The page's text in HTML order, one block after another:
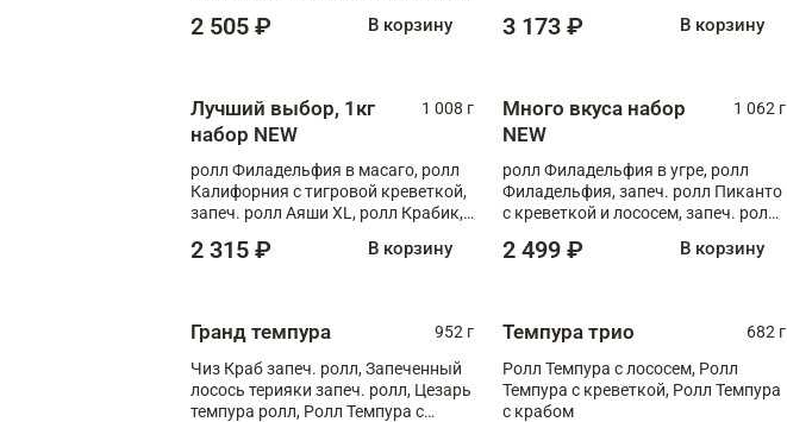
XL, запеч. ролл Крабик Хот
2 505 ₽ В корзину 3 173 ₽ В корзину
Лучший выбор, 1кг
набор NEW
1 008 г
ролл Филадельфия в масаго, ролл
Калифорния с тигровой креветкой,
запеч. ролл Аяши XL, ролл Крабик,
2 315 ₽ В корзину
Много вкуса набор
NEW
1 062 г
ролл Филадельфия в угре, ролл
Филадельфия, запеч. ролл Пиканто
с креветкой и лососем, запеч. ролл
2 499 ₽ В корзину
Гранд темпура
952 г
Чиз Краб запеч. ролл, Запеченный
лосось терияки запеч. ролл, Цезарь
темпура ролл, Ролл Темпура с
Темпура трио
682 г
Ролл Темпура с лососем, Ролл
Темпура с креветкой, Ролл Темпура
с крабом